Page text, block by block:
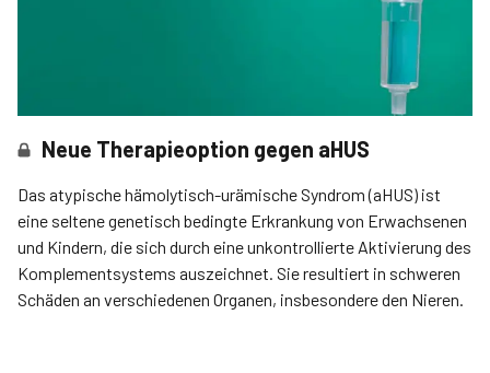
Neue Therapieoption gegen aHUS
Das atypische hämolytisch-urämische Syndrom (aHUS) ist
eine seltene genetisch bedingte Erkrankung von Erwachsenen
und Kindern, die sich durch eine unkontrollierte Aktivierung des
Komplementsystems auszeichnet. Sie resultiert in schweren
Schäden an verschiedenen Organen, insbesondere den Nieren.